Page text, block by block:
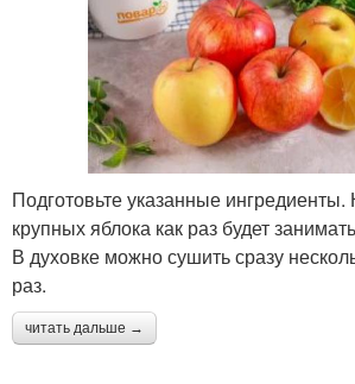
Подготовьте указанные ингредиенты.
крупных яблока как раз будет
В духовке можно сушить сразу
раз.
читать дальше →